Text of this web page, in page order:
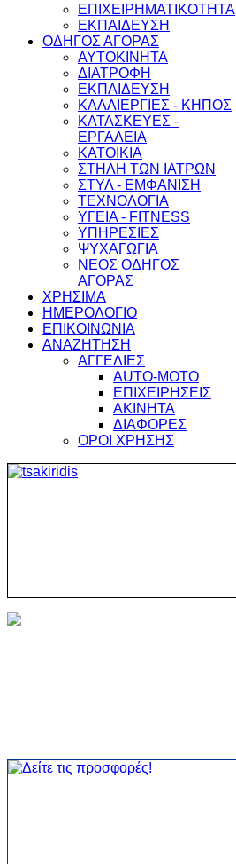
ΕΠΙΧΕΙΡΗΜΑΤΙΚΟΤΗΤΑ
ΕΚΠΑΙΔΕΥΣΗ
ΟΔΗΓΟΣ ΑΓΟΡΑΣ
ΑΥΤΟΚΙΝΗΤΑ
ΔΙΑΤΡΟΦΗ
ΕΚΠΑΙΔΕΥΣΗ
ΚΑΛΛΙΕΡΓΙΕΣ - ΚΗΠΟΣ
ΚΑΤΑΣΚΕΥΕΣ -
ΕΡΓΑΛΕΙΑ
ΚΑΤΟΙΚΙΑ
ΣΤΗΛΗ ΤΩΝ ΙΑΤΡΩΝ
ΣΤΥΛ - ΕΜΦΑΝΙΣΗ
ΤΕΧΝΟΛΟΓΙΑ
ΥΓΕΙΑ - FITNESS
ΥΠΗΡΕΣΙΕΣ
ΨΥΧΑΓΩΓΙΑ
ΝΕΟΣ ΟΔΗΓΟΣ
ΑΓΟΡΑΣ
ΧΡΗΣΙΜΑ
ΗΜΕΡΟΛΟΓΙΟ
ΕΠΙΚΟΙΝΩΝΙΑ
ΑΝΑΖΗΤΗΣΗ
ΑΓΓΕΛΙΕΣ
AUTO-MOTO
ΕΠΙΧΕΙΡΗΣΕΙΣ
ΑΚΙΝΗΤΑ
ΔΙΑΦΟΡΕΣ
ΟΡΟΙ ΧΡΗΣΗΣ